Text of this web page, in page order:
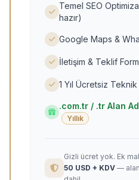
Temel SEO
hazır)
Google Maps &
İletişim & Teklif
1 Yıl Ücretsiz
.com.tr / .tr Alan
Yıllık
Gizli ücret yok. Ek
50 USD + KDV —